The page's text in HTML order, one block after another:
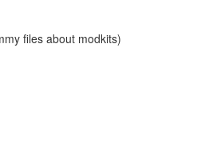
files about modkits)